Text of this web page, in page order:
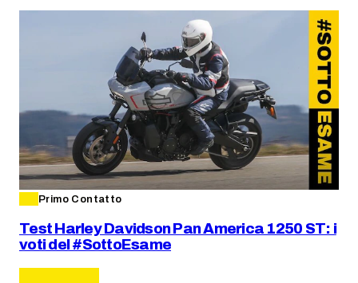
Primo Contatto
Test Harley Davidson Pan America 1250 ST: i
voti del #SottoEsame